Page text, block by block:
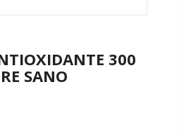
300
SANO